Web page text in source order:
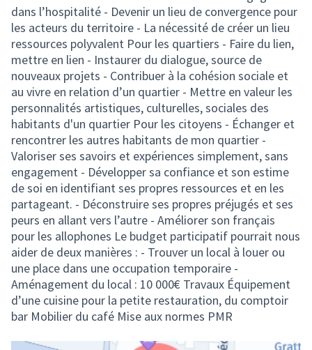
dans l’hospitalité - Devenir un lieu de convergence pour
les acteurs du territoire - La nécessité de créer un lieu
ressources polyvalent Pour les quartiers - Faire du lien,
mettre en lien - Instaurer du dialogue, source de
nouveaux projets - Contribuer à la cohésion sociale et
au vivre en relation d’un quartier - Mettre en valeur les
personnalités artistiques, culturelles, sociales des
habitants d'un quartier Pour les citoyens - Échanger et
rencontrer les autres habitants de mon quartier -
Valoriser ses savoirs et expériences simplement, sans
engagement - Développer sa confiance et son estime
de soi en identifiant ses propres ressources et en les
partageant. - Déconstruire ses propres préjugés et ses
peurs en allant vers l’autre - Améliorer son français
pour les allophones Le budget participatif pourrait nous
aider de deux manières : - Trouver un local à louer ou
une place dans une occupation temporaire -
Aménagement du local : 10 000€ Travaux Équipement
d’une cuisine pour la petite restauration, du comptoir
bar Mobilier du café Mise aux normes PMR